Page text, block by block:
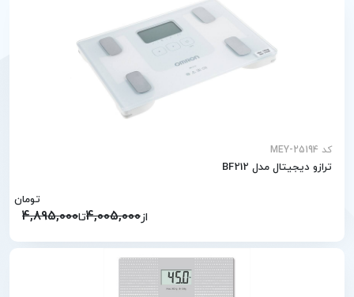
کد MEY-25194
ترازو دیجیتال مدل BF212
از4,005,000تا4,895,000
تومان